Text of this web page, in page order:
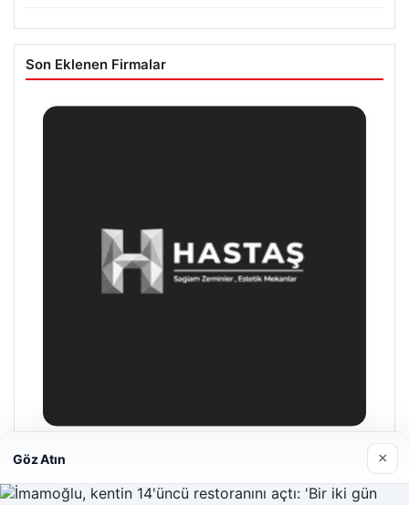
Son Eklenen Firmalar
Hastaş Beton
26/05/2026
Göz Atın ×